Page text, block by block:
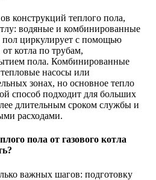
конструкций теплого пола,
водяные и комбинированные
циркулирует с помощью
котла по трубам,
пола. Комбинированные
насосы или
зонах, но основное тепло
способ подходит для больших
длительным сроком службы и
расходами.
пола от газового котла
важных шагов: подготовку